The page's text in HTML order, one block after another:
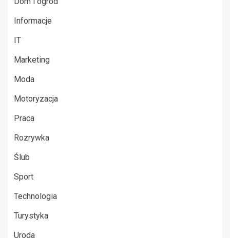
Informacje
IT
Marketing
Moda
Motoryzacja
Praca
Rozrywka
Ślub
Sport
Technologia
Turystyka
Uroda